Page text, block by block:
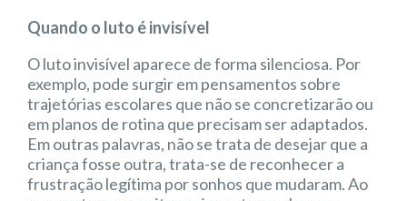
Quando o luto é invisível
O luto invisível aparece de forma silenciosa. Por
exemplo, pode surgir em pensamentos sobre
trajetórias escolares que não se concretizarão ou
em planos de rotina que precisam ser adaptados.
Em outras palavras, não se trata de desejar que a
criança fosse outra, trata-se de reconhecer a
frustração legítima por sonhos que mudaram. Ao